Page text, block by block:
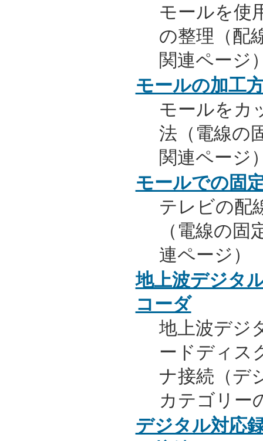
モールを使
の整理（配
関連ページ
モールの加工
モールをカ
法（電線の
関連ページ
モールでの固
テレビの配
（電線の
連ページ）
地上波デジタ
コーダ
地上波デジ
ードディス
ナ接続（デ
カテゴリー
デジタル対応